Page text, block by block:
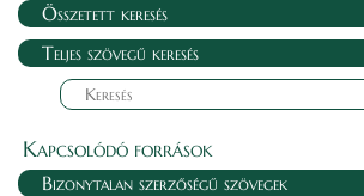
Összetett keresés
Teljes szövegű keresés
Kapcsolódó források
Bizonytalan szerzőségű szövegek